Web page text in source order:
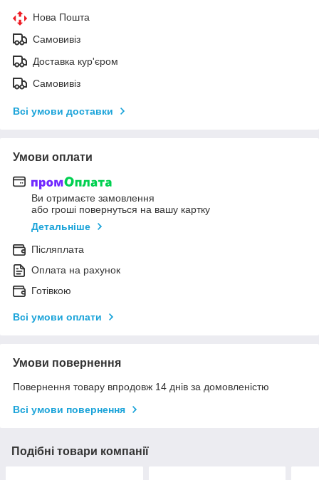
Нова Пошта
Самовивіз
Доставка кур'єром
Самовивіз
Всі умови доставки
Умови оплати
Ви отримаєте замовлення
або гроші повернуться на вашу картку
Детальніше
Післяплата
Оплата на рахунок
Готівкою
Всі умови оплати
Умови повернення
Повернення товару впродовж 14 днів за домовленістю
Всі умови повернення
Подібні товари компанії